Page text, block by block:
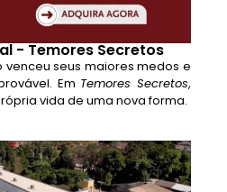
- Temores Secretos
seus maiores medos e
Em Temores Secretos,
vida de uma nova forma.